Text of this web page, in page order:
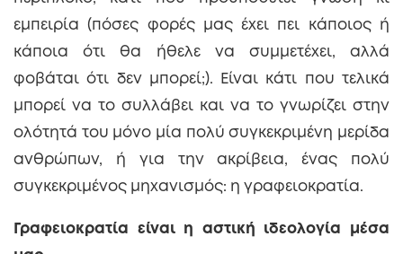
εμπειρία (πόσες φορές μας έχει πει κάποιος ή
κάποια ότι θα ήθελε να συμμετέχει, αλλά
φοβάται ότι δεν μπορεί;). Είναι κάτι που τελικά
μπορεί να το συλλάβει και να το γνωρίζει στην
ολότητά του μόνο μία πολύ συγκεκριμένη μερίδα
ανθρώπων, ή για την ακρίβεια, ένας πολύ
συγκεκριμένος μηχανισμός: η γραφειοκρατία.
Γραφειοκρατία είναι η αστική ιδεολογία μέσα